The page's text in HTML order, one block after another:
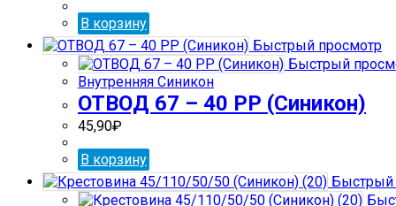
В корзину
Быстрый просмотр
Быстрый
Внутренняя Синикон
ОТВОД 67 – 40 РР (Синикон)
45,90₽
В корзину
Быстрый